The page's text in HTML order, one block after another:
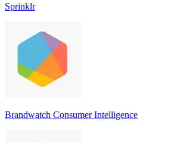
Sprinklr
Brandwatch Consumer Intelligence